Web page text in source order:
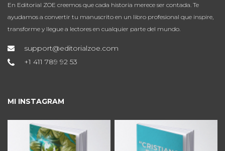
En Editorial ZOE creemos que cada historia merece ser contada. Te
ayudamos a convertir tu manuscrito en un libro profesional que inspire,
transforme y llegue a lectores en cualquier parte del mundo.
support@editorialzoe.com
+1 411 789 92 53
MI INSTAGRAM